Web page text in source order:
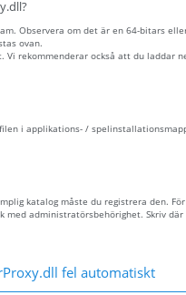
Observera om det är en 64-bitars
ovan.
rekommenderar också att du laddar
i applikations- /
katalog måste du registrera den.
med administratörsbehörighet. Skriv där
fel automatiskt